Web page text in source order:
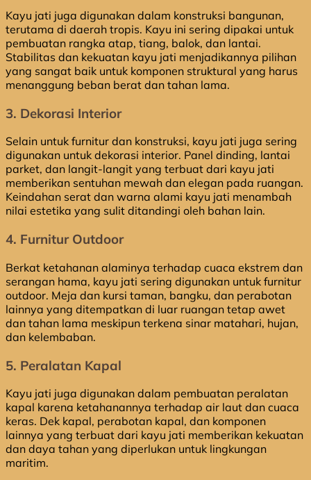
Kayu jati juga digunakan dalam konstruksi bangunan,
terutama di daerah tropis. Kayu ini sering dipakai untuk
pembuatan rangka atap, tiang, balok, dan lantai.
Stabilitas dan kekuatan kayu jati menjadikannya pilihan
yang sangat baik untuk komponen struktural yang harus
menanggung beban berat dan tahan lama.
3. Dekorasi Interior
Selain untuk furnitur dan konstruksi, kayu jati juga sering
digunakan untuk dekorasi interior. Panel dinding, lantai
parket, dan langit-langit yang terbuat dari kayu jati
memberikan sentuhan mewah dan elegan pada ruangan.
Keindahan serat dan warna alami kayu jati menambah
nilai estetika yang sulit ditandingi oleh bahan lain.
4. Furnitur Outdoor
Berkat ketahanan alaminya terhadap cuaca ekstrem dan
serangan hama, kayu jati sering digunakan untuk furnitur
outdoor. Meja dan kursi taman, bangku, dan perabotan
lainnya yang ditempatkan di luar ruangan tetap awet
dan tahan lama meskipun terkena sinar matahari, hujan,
dan kelembaban.
5. Peralatan Kapal
Kayu jati juga digunakan dalam pembuatan peralatan
kapal karena ketahanannya terhadap air laut dan cuaca
keras. Dek kapal, perabotan kapal, dan komponen
lainnya yang terbuat dari kayu jati memberikan kekuatan
dan daya tahan yang diperlukan untuk lingkungan
maritim.